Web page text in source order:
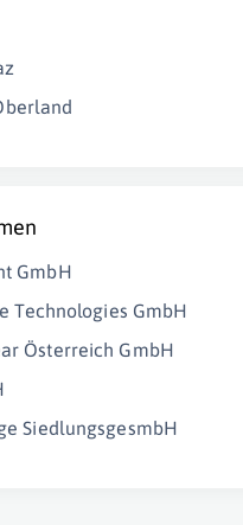
GmbH
Technologies GmbH
Österreich GmbH
SiedlungsgesmbH